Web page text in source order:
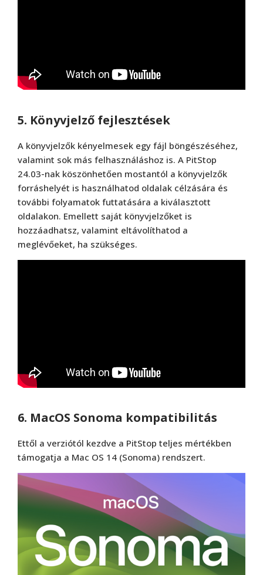
5. Könyvjelző fejlesztések
A könyvjelzők kényelmesek egy fájl böngészéséhez,
valamint sok más felhasználáshoz is. A PitStop
24.03-nak köszönhetően mostantól a könyvjelzők
forráshelyét is használhatod oldalak célzására és
további folyamatok futtatására a kiválasztott
oldalakon. Emellett saját könyvjelzőket is
hozzáadhatsz, valamint eltávolíthatod a
meglévőeket, ha szükséges.
6. MacOS Sonoma kompatibilitás
Ettől a verziótól kezdve a PitStop teljes mértékben
támogatja a Mac OS 14 (Sonoma) rendszert.